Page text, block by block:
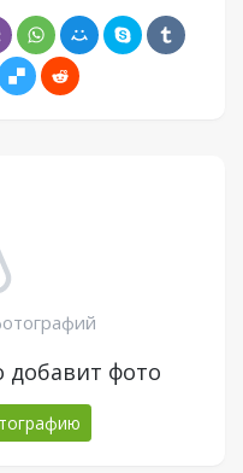
добавит фото